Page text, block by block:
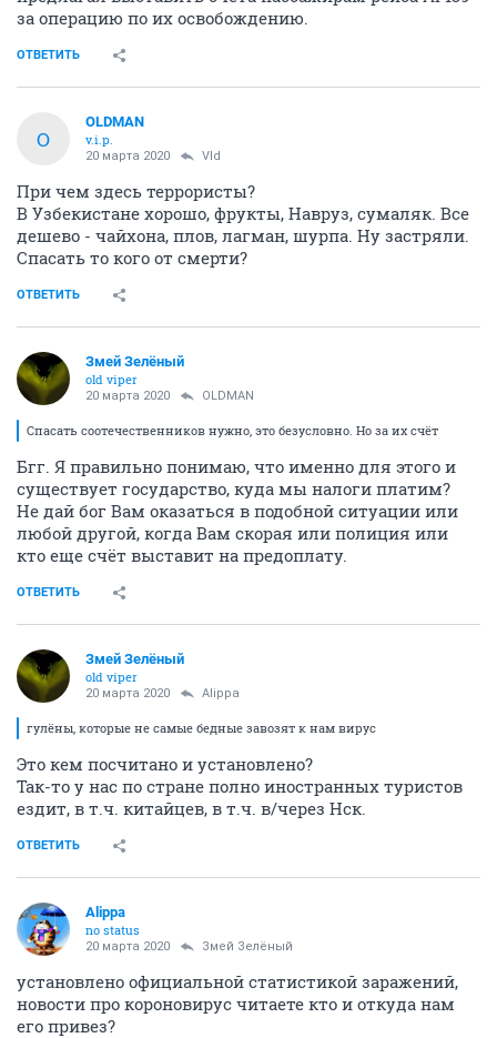
за операцию по их освобождению.
ОТВЕТИТЬ
O
OLDMAN
v.i.p.
20 марта 2020 Vld
При чем здесь террористы?
В Узбекистане хорошо, фрукты, Навруз, сумаляк. Все
дешево - чайхона, плов, лагман, шурпа. Ну застряли.
Спасать то кого от смерти?
ОТВЕТИТЬ
Змей Зелёный
old viper
20 марта 2020 OLDMAN
Спасать соотечественников нужно, это безусловно. Но за их счёт
Бгг. Я правильно понимаю, что именно для этого и
существует государство, куда мы налоги платим?
Не дай бог Вам оказаться в подобной ситуации или
любой другой, когда Вам скорая или полиция или
кто еще счёт выставит на предоплату.
ОТВЕТИТЬ
Змей Зелёный
old viper
20 марта 2020 Alippa
гулёны, которые не самые бедные завозят к нам вирус
Это кем посчитано и установлено?
Так-то у нас по стране полно иностранных туристов
ездит, в т.ч. китайцев, в т.ч. в/через Нск.
ОТВЕТИТЬ
Alippa
no status
20 марта 2020 Змей Зелёный
установлено официальной статистикой заражений,
новости про короновирус читаете кто и откуда нам
его привез?